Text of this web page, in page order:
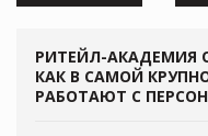
РИТЕЙЛ-АКАДЕМИЯ
КАК В САМОЙ
РАБОТАЮТ С